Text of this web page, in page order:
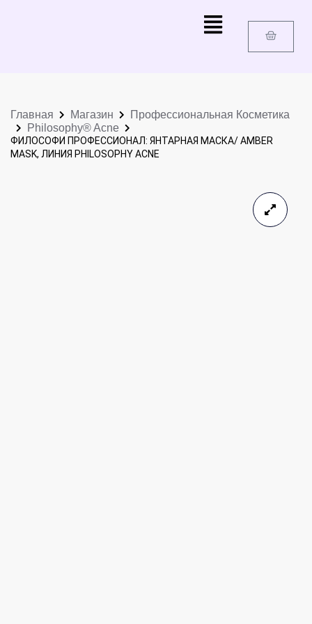
Главная Магазин
Профессиональная Косметика
Philosophy® Acne
ФИЛОСОФИ ПРОФЕССИОНАЛ: ЯНТАРНАЯ МАСКА/ AMBER
MASK, ЛИНИЯ PHILOSOPHY ACNE